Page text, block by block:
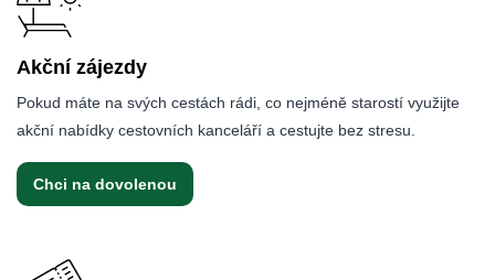
Akční zájezdy
Pokud máte na svých cestách rádi, co nejméně starostí využijte
akční nabídky cestovních kanceláří a cestujte bez stresu.
Chci na dovolenou